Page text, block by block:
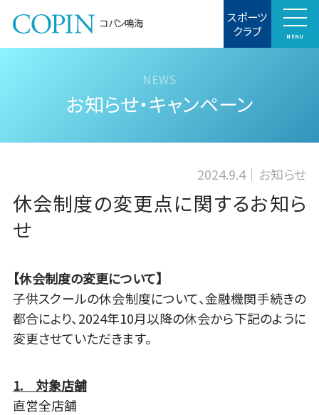
コパン鳴海 スポーツ
クラブ MENU
お知らせ・キャンペーン
休会制度の変更点に関するお知ら
せ
2024.9.4 お知らせ
【休会制度の変更について】
子供スクールの休会制度について、金融機関手続きの
都合により、2024年10月以降の休会から下記のように
変更させていただきます。
1. 対象店舗
直営全店舗